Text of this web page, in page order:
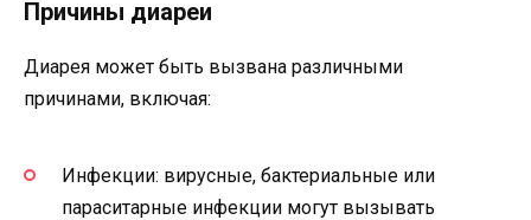
Причины диареи
Диарея может быть вызвана различными
причинами, включая:
Инфекции: вирусные, бактериальные или
параситарные инфекции могут вызывать